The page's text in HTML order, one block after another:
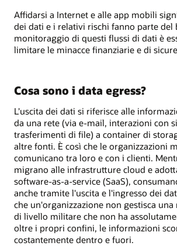
Affidarsi a Internet e alle app mobili
dei dati e i relativi rischi fanno parte del
monitoraggio di questi flussi di dati è
limitare le minacce finanziarie e di
Cosa sono i data egress?
L'uscita dei dati si riferisce alle
da una rete (via e-mail, interazioni con
trasferimenti di file) a container di
altre fonti. È così che le organizzazioni
comunicano tra loro e con i clienti.
migrano alle infrastrutture cloud e
software-as-a-service (SaaS),
anche tramite l'uscita e l'ingresso dei
che un'organizzazione non gestisca
di livello militare che non ha
oltre i propri confini, le informazioni
costantemente dentro e fuori.